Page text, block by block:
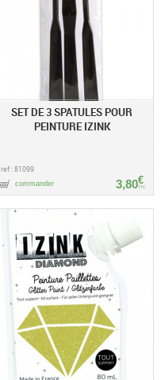
SET DE 3 SPATULES POUR
PEINTURE IZINK
ref : 81099
3,80€
TTC
commander